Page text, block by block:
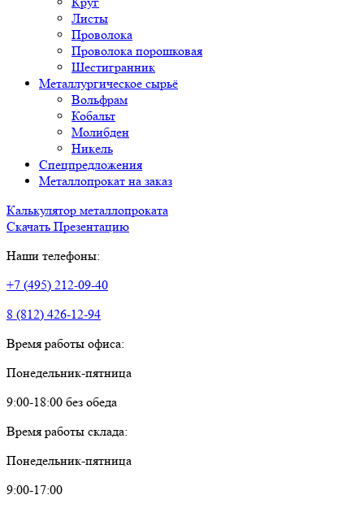
Листы
Проволока
Проволока порошковая
Шестигранник
Металлургическое сырьё
Вольфрам
Кобальт
Молибден
Никель
Спецпредложения
Металлопрокат на заказ
Калькулятор металлопроката
Скачать Презентацию
Наши телефоны:
+7 (495) 212-09-40
8 (812) 426-12-94
Время работы офиса:
Понедельник-пятница
9:00-18:00 без обеда
Время работы склада:
Понедельник-пятница
9:00-17:00